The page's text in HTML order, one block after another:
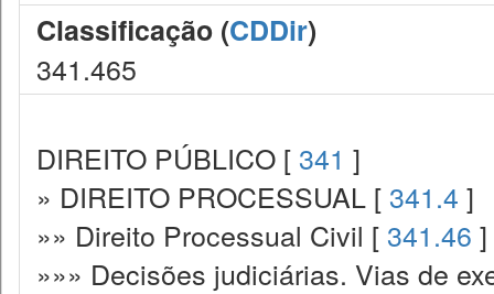
Classificação (CDDir)
341.465
DIREITO PÚBLICO [ 341 ]
» DIREITO PROCESSUAL [ 341.4 ]
»» Direito Processual Civil [ 341.46 ]
»»» Decisões judiciárias. Vias de